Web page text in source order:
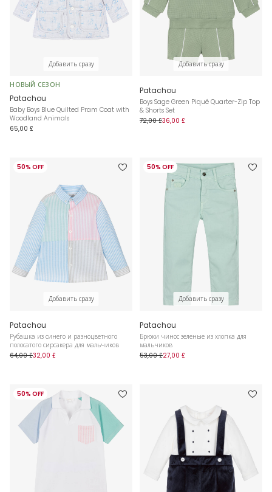
Добавить сразу
НОВЫЙ СЕЗОН
Patachou
Baby Boys Blue Quilted Pram Coat with
Woodland Animals
65,00 £
Добавить сразу
Patachou
Boys Sage Green Piqué Quarter-Zip Top
& Shorts Set
72,00 £36,00 £
50% OFF
Добавить сразу
Patachou
Рубашка из синего и разноцветного
полосатого сирсакера для мальчиков
64,00 £32,00 £
50% OFF
Добавить сразу
Patachou
Брюки чинос зеленые из хлопка для
мальчиков
53,00 £27,00 £
50% OFF